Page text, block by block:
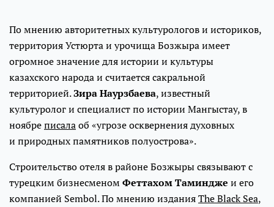
По мнению авторитетных культурологов и историков,
территория Устюрта и урочища Бозжыра имеет
огромное значение для истории и культуры
казахского народа и считается сакральной
территорией.Зира Наурзбаева, известный
культуролог и специалист по истории Мангыстау, в
ноябреписалаоб «угрозе осквернения духовных
и природных памятников полуострова».
Строительство отеля в районе Бозжыры связывают с
турецким бизнесменомФеттахом Таминдже и его
компанией Sembol. По мнению изданияThe Black Sea,